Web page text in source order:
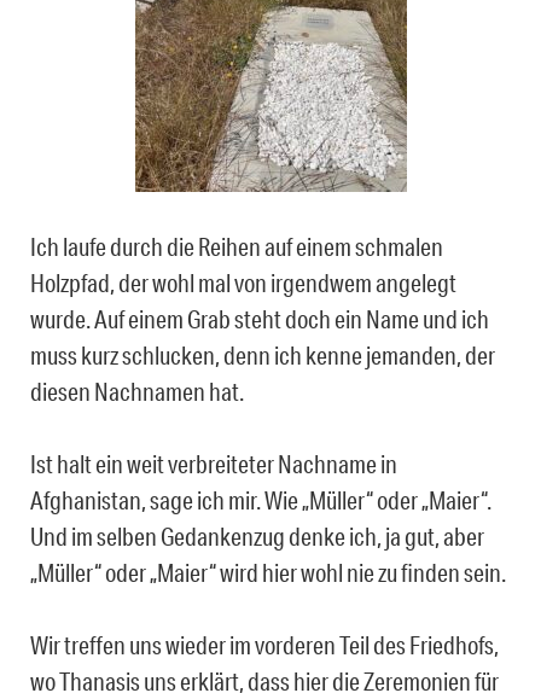
Ich laufe durch die Reihen auf einem schmalen
Holzpfad, der wohl mal von irgendwem angelegt
wurde. Auf einem Grab steht doch ein Name und ich
muss kurz schlucken, denn ich kenne jemanden, der
diesen Nachnamen hat.
Ist halt ein weit verbreiteter Nachname in
Afghanistan, sage ich mir. Wie „Müller“ oder „Maier“.
Und im selben Gedankenzug denke ich, ja gut, aber
„Müller“ oder „Maier“ wird hier wohl nie zu finden sein.
Wir treffen uns wieder im vorderen Teil des Friedhofs,
wo Thanasis uns erklärt, dass hier die Zeremonien für